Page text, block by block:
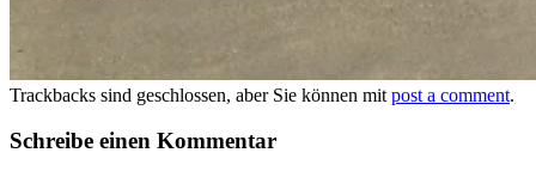
Trackbacks sind geschlossen, aber Sie können mit post a comment.
Schreibe einen Kommentar